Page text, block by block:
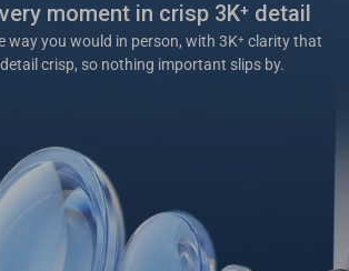
moment in crisp 3K⁺ detail
way you would in person, with 3K⁺ clarity that
detail crisp, so nothing important slips by.